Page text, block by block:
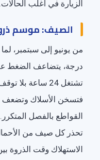
الزيارة في أغلب الحالات.
الصيف: موسم
درجة، يتضاعف الضغط
تشتغل 24 ساعة
فتسخن الأسلاك وتضعف
القواطع بالفصل
تحذر كل صيف من
الاستهلاك وقت الذروة